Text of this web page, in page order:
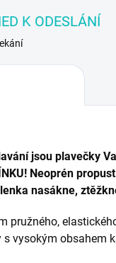
K ODESLÁNÍ
jsou plavečky
Neoprén
nasákne,
pružného,
vysokým obsahem